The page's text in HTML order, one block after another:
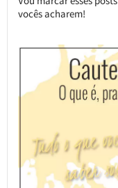
vocês acharem!